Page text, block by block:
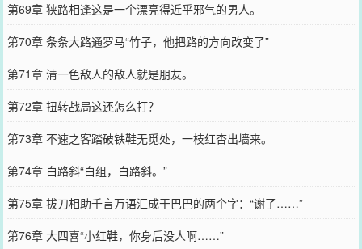
第69章 狭路相逢这是一个漂亮得近乎邪气的男人。
第70章 条条大路通罗马“竹子，他把路的方向改变了”
第71章 清一色敌人的敌人就是朋友。
第72章 扭转战局这还怎么打？
第73章 不速之客踏破铁鞋无觅处，一枝红杏出墙来。
第74章 白路斜“白组，白路斜。”
第75章 拔刀相助千言万语汇成干巴巴的两个字：“谢了……”
第76章 大四喜“小红鞋，你身后没人啊……”